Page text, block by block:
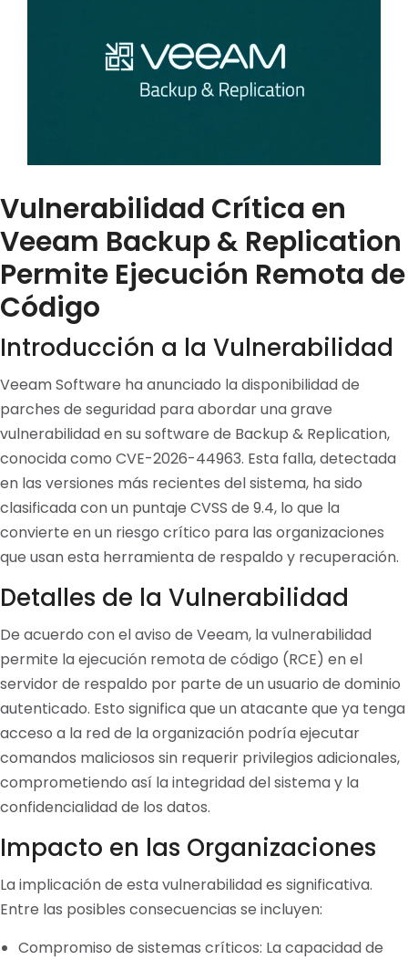
Vulnerabilidad Crítica en
Veeam Backup & Replication
Permite Ejecución Remota de
Código
Introducción a la Vulnerabilidad
Veeam Software ha anunciado la disponibilidad de
parches de seguridad para abordar una grave
vulnerabilidad en su software de Backup & Replication,
conocida como CVE-2026-44963. Esta falla, detectada
en las versiones más recientes del sistema, ha sido
clasificada con un puntaje CVSS de 9.4, lo que la
convierte en un riesgo crítico para las organizaciones
que usan esta herramienta de respaldo y recuperación.
Detalles de la Vulnerabilidad
De acuerdo con el aviso de Veeam, la vulnerabilidad
permite la ejecución remota de código (RCE) en el
servidor de respaldo por parte de un usuario de dominio
autenticado. Esto significa que un atacante que ya tenga
acceso a la red de la organización podría ejecutar
comandos maliciosos sin requerir privilegios adicionales,
comprometiendo así la integridad del sistema y la
confidencialidad de los datos.
Impacto en las Organizaciones
La implicación de esta vulnerabilidad es significativa.
Entre las posibles consecuencias se incluyen:
Compromiso de sistemas críticos: La capacidad de